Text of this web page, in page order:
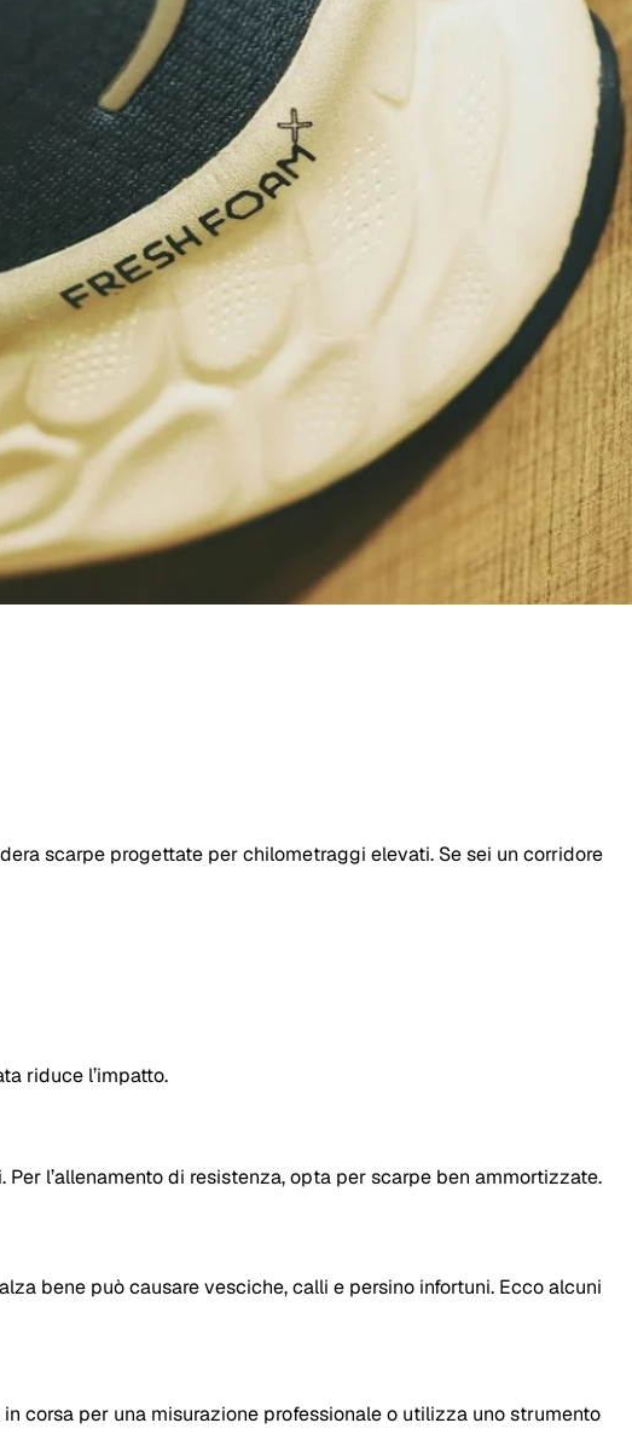
scarpe progettate per chilometraggi elevati. Se sei un corridore
riduce l’impatto.
l’allenamento di resistenza, opta per scarpe ben ammortizzate.
bene può causare vesciche, calli e persino infortuni. Ecco alcuni
corsa per una misurazione professionale o utilizza uno strumento